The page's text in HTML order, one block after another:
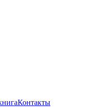
Контакты